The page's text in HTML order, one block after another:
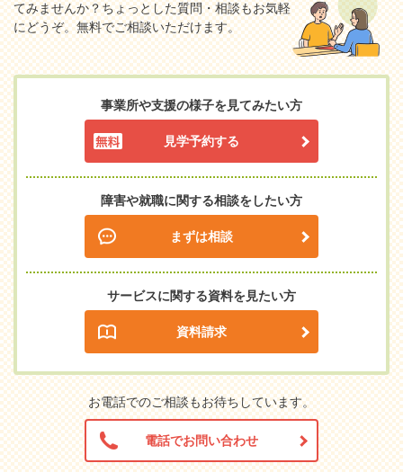
てみませんか？ちょっとした質問・相談もお気軽
にどうぞ。無料でご相談いただけます。
事業所や支援の様子を見てみたい方
見学予約する
障害や就職に関する相談をしたい方
まずは相談
サービスに関する資料を見たい方
資料請求
お電話でのご相談もお待ちしています。
電話でお問い合わせ